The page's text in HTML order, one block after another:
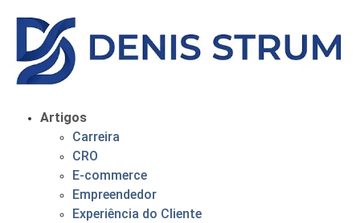
Artigos
Carreira
CRO
E-commerce
Empreendedor
Experiência do Cliente